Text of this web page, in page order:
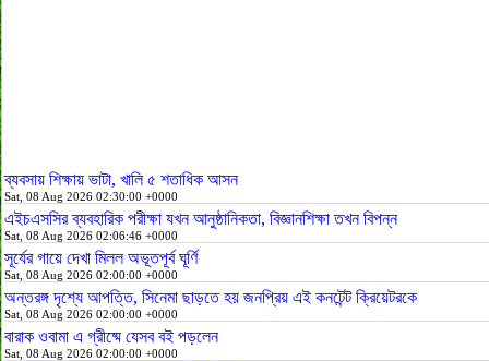
ব্যবসায় শিক্ষায় ভাটা, খালি ৫ শতাধিক আসন
Sat, 08 Aug 2026 02:30:00 +0000
এইচএসসির ব্যবহারিক পরীক্ষা যখন আনুষ্ঠানিকতা, বিজ্ঞানশিক্ষা তখন বিপন্ন
Sat, 08 Aug 2026 02:06:46 +0000
সূর্যের গায়ে দেখা মিলল অভূতপূর্ব ঘূর্ণি
Sat, 08 Aug 2026 02:00:00 +0000
অন্তরঙ্গ দৃশ্যে আপত্তি, সিনেমা ছাড়তে হয় জনপ্রিয় এই কনটেন্ট ক্রিয়েটরকে
Sat, 08 Aug 2026 02:00:00 +0000
বারাক ওবামা এ গ্রীষ্মে যেসব বই পড়লেন
Sat, 08 Aug 2026 02:00:00 +0000